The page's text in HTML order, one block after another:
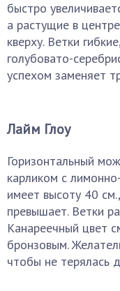
быстро
а растущие в
кверху. Ветки
голубовато-
успехом заменяет
Лайм Глоу
Горизонтальный
карликом с
имеет высоту 40
превышает. Ветки
Канареечный цвет
бронзовым.
чтобы не терялась